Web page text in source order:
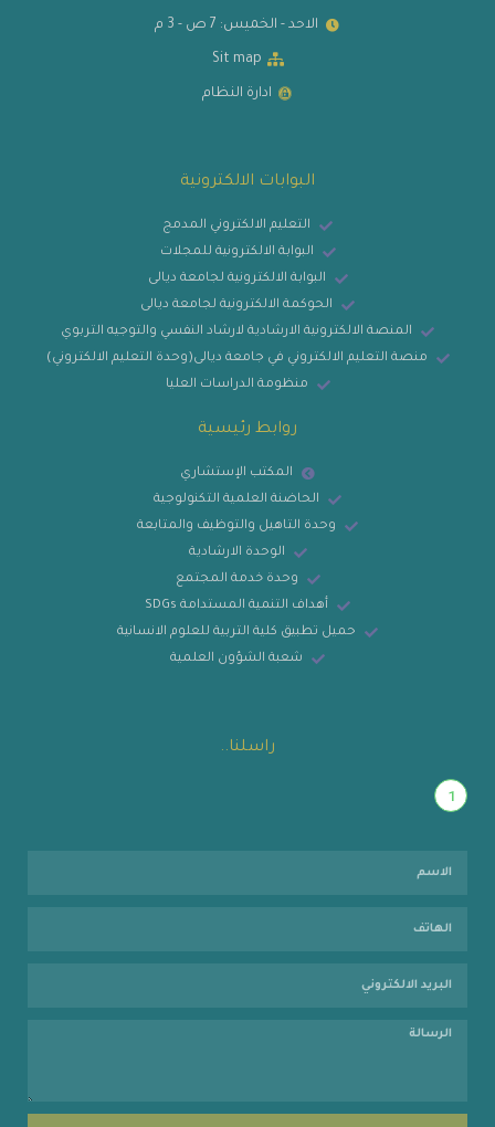
الاحد - الخميس: 7 ص - 3 م
Sit map
ادارة النظام
البوابات الالكترونية
التعليم الالكتروني المدمج
البوابة الالكترونية للمجلات
البوابة الالكترونية لجامعة ديالى
الحوكمة الالكترونية لجامعة ديالى
المنصة الالكترونية الارشادية لارشاد النفسي والتوجيه التربوي
منصة التعليم الالكتروني في جامعة ديالى(وحدة التعليم الالكتروني)
منظومة الدراسات العليا
روابط رئيسية
المكتب الإستشاري
الحاضنة العلمية التكنولوجية
وحدة التاهيل والتوظيف والمتابعة
الوحدة الارشادية
وحدة خدمة المجتمع
أهداف التنمية المستدامة SDGs
حميل تطبيق كلية التربية للعلوم الانسانية
شعبة الشؤون العلمية
راسلنا..
1